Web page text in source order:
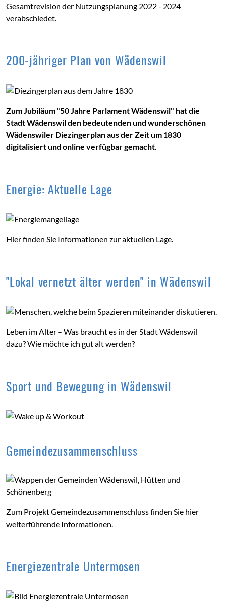
Gesamtrevision der Nutzungsplanung 2022 - 2024
verabschiedet.
200-jähriger Plan von Wädenswil
Zum Jubiläum "50 Jahre Parlament Wädenswil" hat die
Stadt Wädenswil den bedeutenden und wunderschönen
Wädenswiler Diezingerplan aus der Zeit um 1830
digitalisiert und online verfügbar gemacht.
Energie: Aktuelle Lage
Hier finden Sie Informationen zur aktuellen Lage.
"Lokal vernetzt älter werden" in Wädenswil
Leben im Alter – Was braucht es in der Stadt Wädenswil
dazu? Wie möchte ich gut alt werden?
Sport und Bewegung in Wädenswil
Gemeindezusammenschluss
Zum Projekt Gemeindezusammenschluss finden Sie hier
weiterführende Informationen.
Energiezentrale Untermosen